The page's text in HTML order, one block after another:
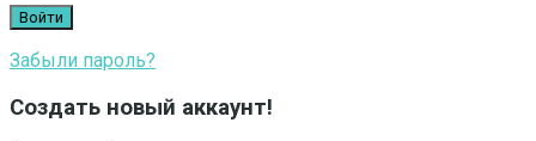
Забыли пароль?
Создать новый аккаунт!